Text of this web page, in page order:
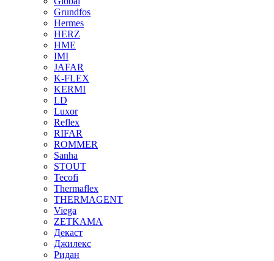
Grundfos
Hermes
HERZ
HME
IMI
JAFAR
K-FLEX
KERMI
LD
Luxor
Reflex
RIFAR
ROMMER
Sanha
STOUT
Tecofi
Thermaflex
THERMAGENT
Viega
ZETKAMA
Декаст
Джилекс
Ридан